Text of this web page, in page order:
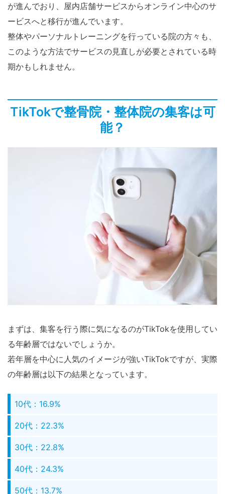
が進んでおり、屋内店舗サービスからオンライン中心のサ
ービスへと移行が進んでいます。
整体やパーソナルトレーニングを行っている院の方々も、
このような方法でサービスの見直しが必要とされている時
期かもしれません。
TikTokで整骨院・整体院の集客は可
能？
まずは、集客を行う際に気になるのがTikTokを使用してい
る年齢層ではないでしょうか。
若年層を中心に人気のイメージが強いTikTokですが、実際
の年齢層は以下の結果となっています。
10代：16.9%
20代：22.3%
30代：22.8%
40代：24.3%
50代：13.7%